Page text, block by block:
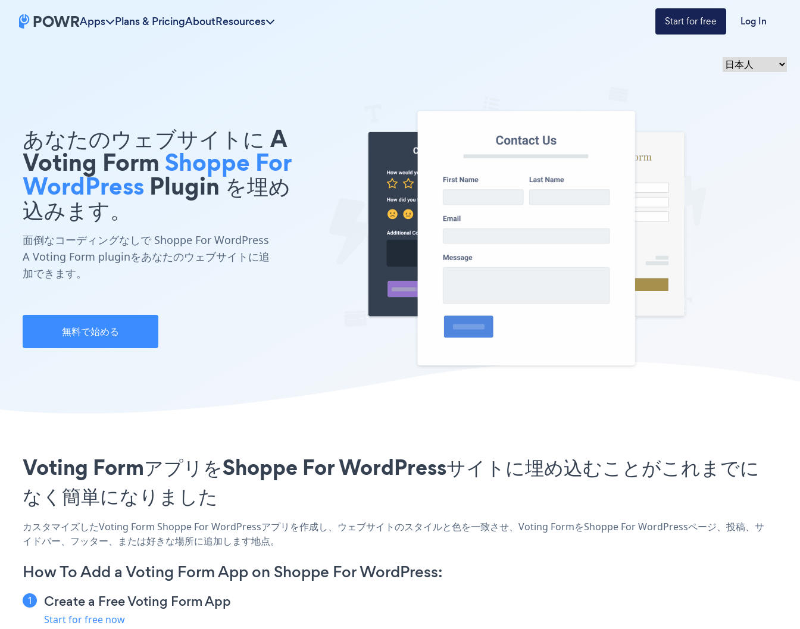
Apps Plans & PricingAboutResources Start for free Log In
あなたのウェブサイトに A
Voting Form Shoppe For
WordPress Plugin を埋め
込みます。
面倒なコーディングなしで Shoppe For WordPress
A Voting Form pluginをあなたのウェブサイトに追
加できます。
無料で始める
Voting FormアプリをShoppe For WordPressサイトに埋め込むことがこれまでに
なく簡単になりました
カスタマイズしたVoting Form Shoppe For WordPressアプリを作成し、ウェブサイトのスタイルと色を一致させ、Voting FormをShoppe For WordPressページ、投稿、サ
イドバー、フッター、または好きな場所に追加します地点。
How To Add a Voting Form App on Shoppe For WordPress:
Create a Free Voting Form App
Start for free now